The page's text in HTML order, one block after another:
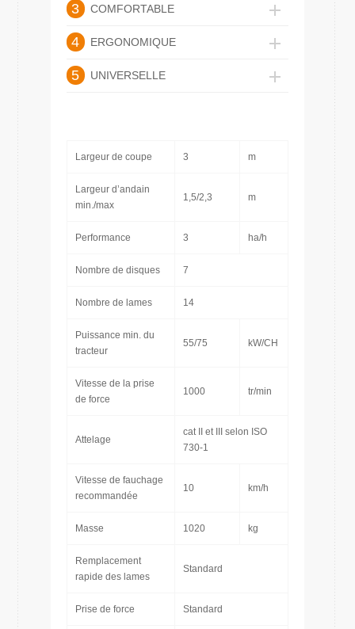
3 COMFORTABLE
4 ERGONOMIQUE
5 UNIVERSELLE
Largeur de coupe 3 m
Largeur d’andain
min./max
1,5/2,3 m
Performance 3 ha/h
Nombre de disques 7
Nombre de lames 14
Puissance min. du
tracteur
55/75 kW/CH
Vitesse de la prise
de force
1000 tr/min
Attelage
cat II et III selon ISO
730-1
Vitesse de fauchage
recommandée
10 km/h
Masse 1020 kg
Remplacement
rapide des lames
Standard
Prise de force Standard